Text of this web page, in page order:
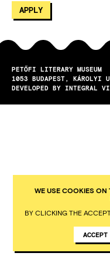
PETŐFI LITERARY MUSEUM
1053
BUDAPEST
KÁROLYI
DEVELOPED BY INTEGRAL
WE USE COOKIES ON
BY CLICKING THE
ACCEPT